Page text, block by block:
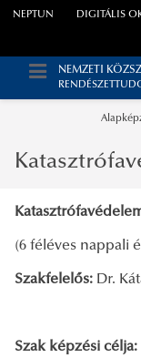
NEPTUN DIGITÁLIS
NEMZETI
(6 féléves nappali
Szakfelelős: Dr.
Szak képzési célja: